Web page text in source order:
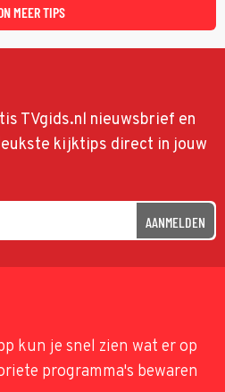
MEER TIPS
TVgids.nl nieuwsbrief en
kijktips direct in jouw
AANMELDEN
kun je snel zien wat er op
programma's bewaren